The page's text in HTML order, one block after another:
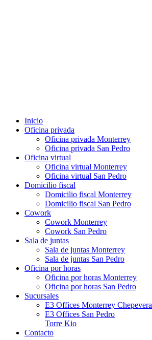
Inicio
Oficina privada
Oficina privada Monterrey
Oficina privada San Pedro
Oficina virtual
Oficina virtual Monterrey
Oficina virtual San Pedro
Domicilio fiscal
Domicilio fiscal Monterrey
Domicilio fiscal San Pedro
Cowork
Cowork Monterrey
Cowork San Pedro
Sala de juntas
Sala de juntas Monterrey
Sala de juntas San Pedro
Oficina por horas
Oficina por horas Monterrey
Oficina por horas San Pedro
Sucursales
E3 Offices Monterrey Chepevera
E3 Offices San Pedro
Torre Kio
Contacto